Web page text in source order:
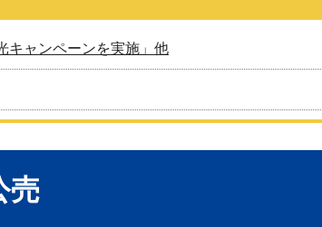
キャンペーンを実施」他
売